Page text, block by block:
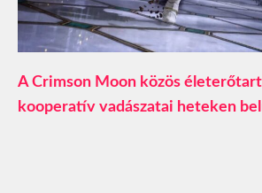
A Crimson Moon közös
kooperatív vadászatai heteken